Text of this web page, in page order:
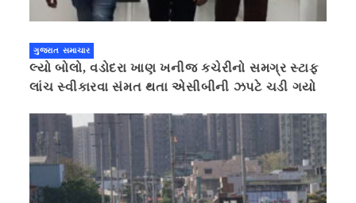
ગુજરાત સમાચાર
લ્યો બોલો, વડોદરા ખાણ ખનીજ કચેરીનો સમગ્ર સ્ટાફ
લાંચ સ્વીકારવા સંમત થતા એસીબીની ઝપટે ચડી ગયો